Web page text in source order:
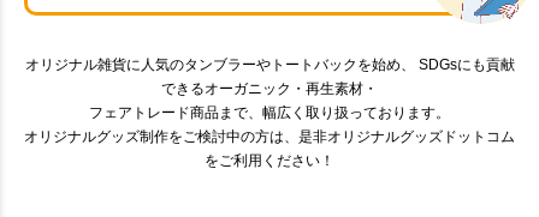
オリジナル雑貨に人気のタンブラーやトートバックを始め、 SDGsにも貢献
できるオーガニック・再生素材・
フェアトレード商品まで、幅広く取り扱っております。
オリジナルグッズ制作をご検討中の方は、是非オリジナルグッズドットコム
をご利用ください！